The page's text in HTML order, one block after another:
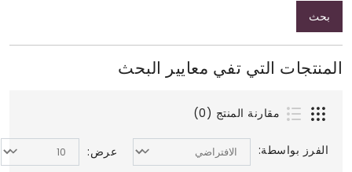
بحث
المنتجات التي تفي معايير البحث
مقارنة المنتج (0)
الفرز بواسطة: عرض: